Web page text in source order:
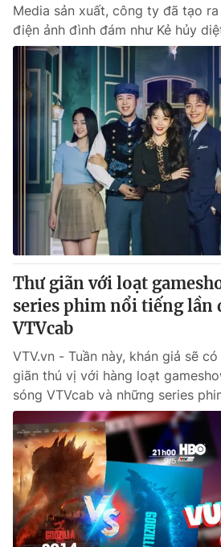
Media sản xuất, công ty đã tạo
điện ảnh đình đám như Kẻ hủy
Thư giãn với loạt
series phim nổi tiếng lần
VTVcab
VTV.vn - Tuần này, khán giả sẽ
giãn thú vị với hàng loạt
sóng VTVcab và những series